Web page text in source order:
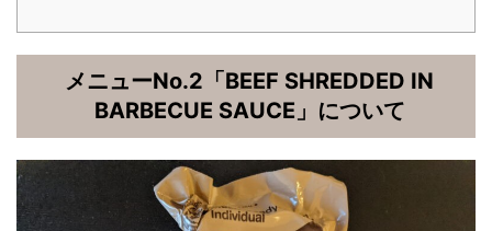
メニューNo.2「BEEF SHREDDED IN
BARBECUE SAUCE」について